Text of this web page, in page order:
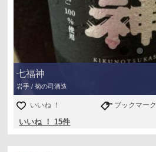
七福神
岩手 / 菊の司酒造
いいね ！ ブックマーク
いいね ！ 15件